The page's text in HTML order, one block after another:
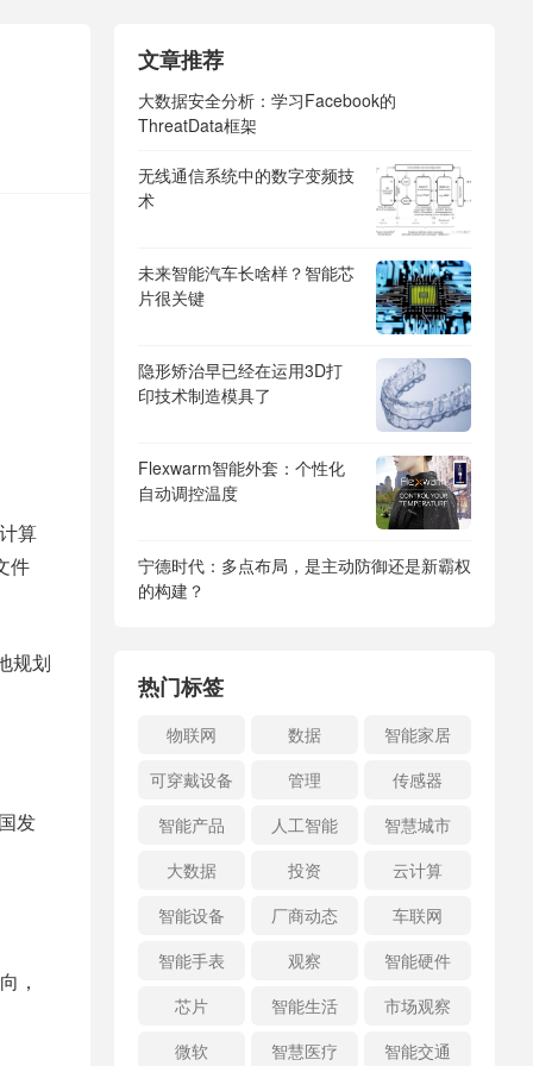
算
件
规划
发
，
文章推荐
大数据安全分析：学习Facebook的
ThreatData框架
无线通信系统中的数字变频技
术
未来智能汽车长啥样？智能芯
片很关键
隐形矫治早已经在运用3D打
印技术制造模具了
Flexwarm智能外套：个性化
自动调控温度
宁德时代：多点布局，是主动防御还是新霸权
的构建？
热门标签
物联网 数据
智能家居
可穿戴设备
管理
传感器
智能产品
人工智能
智慧城市
大数据
投资
云计算
智能设备
厂商动态
车联网
智能手表
观察
智能硬件
芯片
智能生活
市场观察
微软
智慧医疗 智能交通